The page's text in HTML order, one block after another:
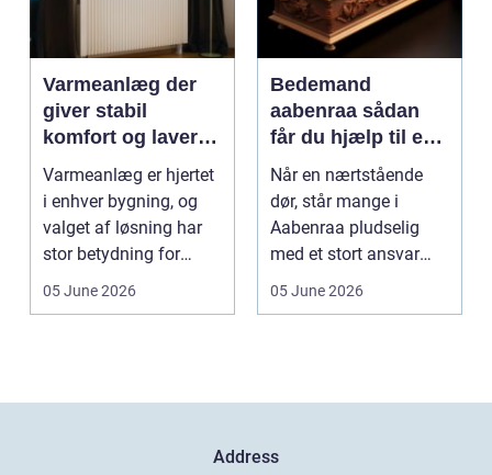
Varmeanlæg der
giver stabil
komfort og lavere
energiregning
Varmeanlæg er hjertet
i enhver bygning, og
valget af løsning har
stor betydning for
b&a...
05 June 2026
Bedemand
aabenraa sådan
får du hjælp til en
værdig afsked
Når en nærtstående
dør, står mange i
Aabenraa pludselig
med et stort ansvar
midt i sorgen.
05 June 2026
Address